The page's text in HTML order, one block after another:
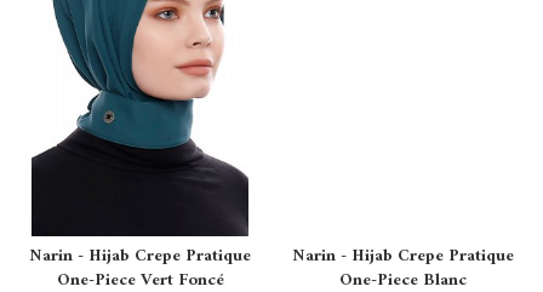
Narin - Hijab Crepe Pratique
One-Piece Vert Foncé
Narin - Hijab Crepe Pratique
One-Piece Blanc